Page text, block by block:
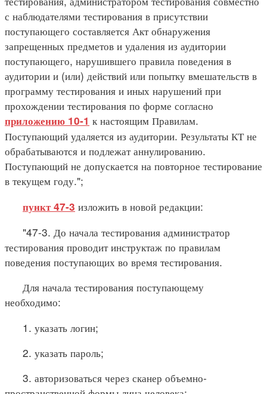
с наблюдателями тестирования в присутствии
поступающего составляется Акт обнаружения
запрещенных предметов и удаления из аудитории
поступающего, нарушившего правила поведения в
аудитории и (или) действий или попытку вмешательств в
программу тестирования и иных нарушений при
прохождении тестирования по форме согласно
приложению 10-1 к настоящим Правилам.
Поступающий удаляется из аудитории. Результаты КТ не
обрабатываются и подлежат аннулированию.
Поступающий не допускается на повторное тестирование
в текущем году.";
пункт 47-3 изложить в новой редакции:
"47-3. До начала тестирования администратор
тестирования проводит инструктаж по правилам
поведения поступающих во время тестирования.
Для начала тестирования поступающему
необходимо:
1. указать логин;
2. указать пароль;
3. авторизоваться через сканер объемно-